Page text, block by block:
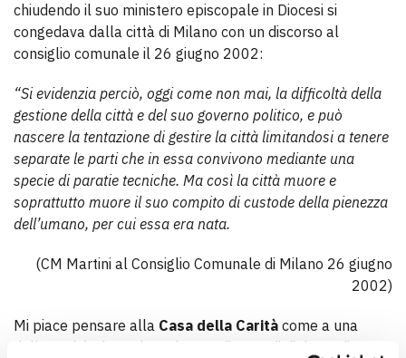
chiudendo il suo ministero episcopale in Diocesi si
congedava dalla città di Milano con un discorso al
consiglio comunale il 26 giugno 2002:
“Si evidenzia perciò, oggi come non mai, la difficoltà della
gestione della città e del suo governo politico, e può
nascere la tentazione di gestire la città limitandosi a tenere
separate le parti che in essa convivono mediante una
specie di paratie tecniche. Ma così la città muore e
soprattutto muore il suo compito di custode della pienezza
dell’umano, per cui essa era nata.
(CM Martini al Consiglio Comunale di Milano 26 giugno
2002)
Mi piace pensare alla Casa della Carità come a una
delle realtà che, col suo lavoro di cura, di dialogo, di